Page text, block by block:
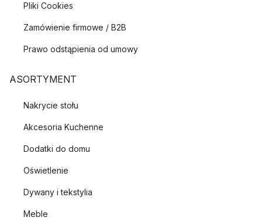
Pliki Cookies
Zamówienie firmowe / B2B
Prawo odstąpienia od umowy
ASORTYMENT
Nakrycie stołu
Akcesoria Kuchenne
Dodatki do domu
Oświetlenie
Dywany i tekstylia
Meble